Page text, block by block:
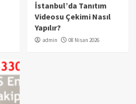
İstanbul’da Tanıtım
Videosu Çekimi Nasıl
Yapılır?
admin 08 Nisan 2026